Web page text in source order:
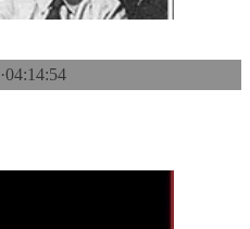
·04:14:54